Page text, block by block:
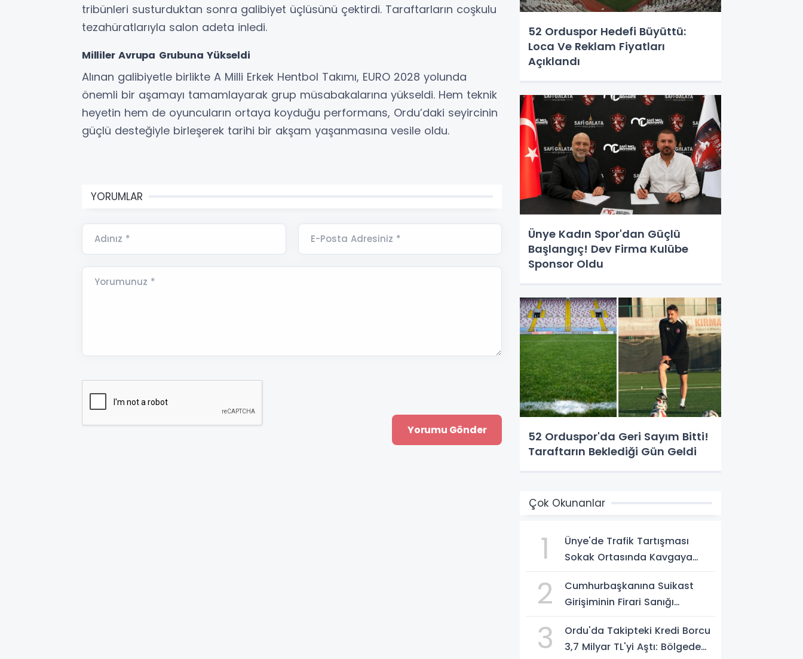
tribünleri susturduktan sonra galibiyet üçlüsünü çektirdi. Taraftarların coşkulu
tezahüratlarıyla salon adeta inledi.
Milliler Avrupa Grubuna Yükseldi
Alınan galibiyetle birlikte A Milli Erkek Hentbol Takımı, EURO 2028 yolunda
önemli bir aşamayı tamamlayarak grup müsabakalarına yükseldi. Hem teknik
heyetin hem de oyuncuların ortaya koyduğu performans, Ordu’daki seyircinin
güçlü desteğiyle birleşerek tarihi bir akşam yaşanmasına vesile oldu.
YORUMLAR
Adınız * E-Posta Adresiniz *
Yorumunuz *
52 Orduspor Hedefi Büyüttü:
Loca Ve Reklam Fiyatları
Açıklandı
Ünye Kadın Spor'dan Güçlü
Başlangıç! Dev Firma Kulübe
Sponsor Oldu
52 Orduspor'da Geri Sayım Bitti!
Taraftarın Beklediği Gün Geldi
Çok Okunanlar
1
Ünye'de Trafik Tartışması
Sokak Ortasında Kavgaya
2
Cumhurbaşkanına Suikast
Girişiminin Firari Sanığı
3
Ordu'da Takipteki Kredi Borcu
3,7 Milyar TL'yi Aştı: Bölgede